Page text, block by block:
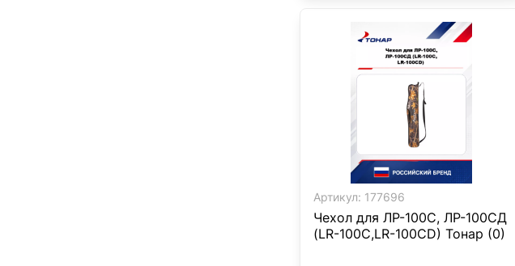
Артикул: 177696
Чехол для ЛР-100С, ЛР-100СД
(LR-100C,LR-100CD) Тонар (0)